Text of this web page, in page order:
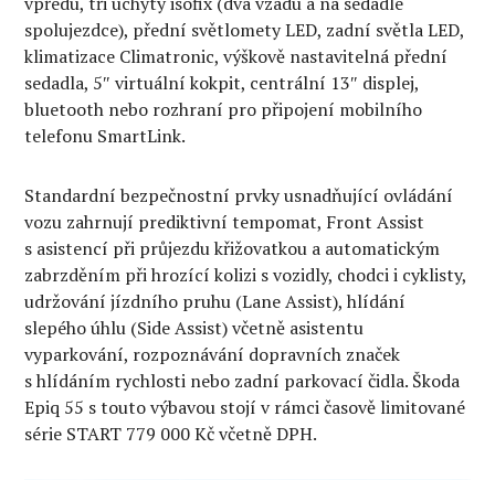
spolujezdce), přední světlomety LED, zadní světla LED,
klimatizace Climatronic, výškově nastavitelná přední
sedadla, 5″ virtuální kokpit, centrální 13″ displej,
bluetooth nebo rozhraní pro připojení mobilního
telefonu SmartLink.
Standardní bezpečnostní prvky usnadňující ovládání
vozu zahrnují prediktivní tempomat, Front Assist
s asistencí při průjezdu křižovatkou a automatickým
zabrzděním při hrozící kolizi s vozidly, chodci i cyklisty,
udržování jízdního pruhu (Lane Assist), hlídání
slepého úhlu (Side Assist) včetně asistentu
vyparkování, rozpoznávání dopravních značek
s hlídáním rychlosti nebo zadní parkovací čidla. Škoda
Epiq 55 s touto výbavou stojí v rámci časově limitované
série START 779 000 Kč včetně DPH.